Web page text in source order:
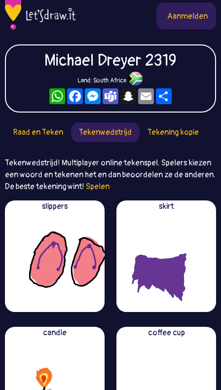
Aanmelden
Michael Dreyer 2319
Land: South Africa
WhatsAppFacebookMessengerTeamsSnapchat
Email
Raad en Teken Tekenwedstrijd Tekening kopie
Tekenwedstrijd! Multiplayer online tekenspel. Spelers kiezen
een woord en tekenen het en dan beoordelen ze de anderen.
De beste tekening wint! Spelen
slippers
skirt
candle coffee cup